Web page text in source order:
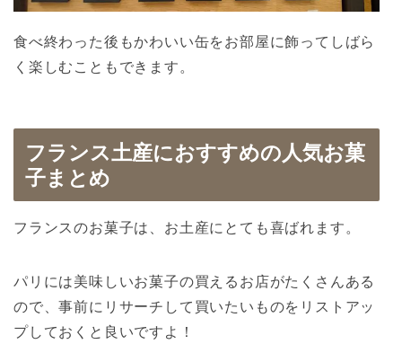
食べ終わった後もかわいい缶をお部屋に飾ってしばら
く楽しむこともできます。
フランス土産におすすめの人気お菓
子まとめ
フランスのお菓子は、お土産にとても喜ばれます。
パリには美味しいお菓子の買えるお店がたくさんある
ので、事前にリサーチして買いたいものをリストアッ
プしておくと良いですよ！